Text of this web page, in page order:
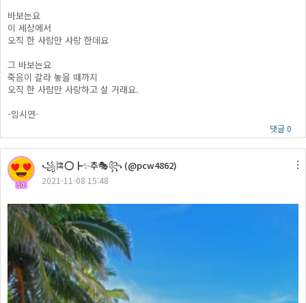
바보는요
이 세상에서
오직 한 사람만 사랑 한데요
그 바보는요
죽음이 갈라 놓을 때까지
오직 한 사람만 사랑하고 살 거래요.
-임시연-
댓글 0
50
꧁🎏⭕┣✨추🎭꧂ (@pcw4862)
2021-11-08 15:48